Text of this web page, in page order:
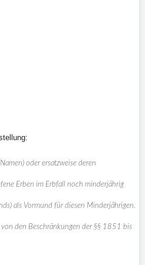
oder ersatzweise deren
Erben im Erbfall noch minderjährig
als Vormund für diesen Minderjährigen.
den Beschränkungen der §§ 1851 bis